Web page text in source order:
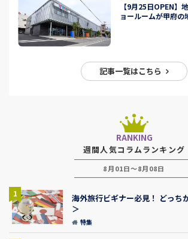
【9月25日OPEN】
ョールームが甲府の
記事一覧はこちら
RANKING
週間人気コラムランキング
8月01日～8月08日
1
海外旅行ビギナー必見！ どっち
＞
特集